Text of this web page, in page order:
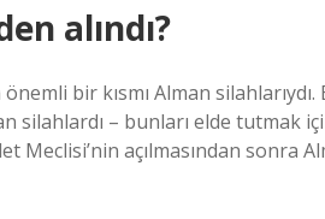
alındı?
bir kısmı Alman
silahlardı – bunları elde tutmak
açılmasından sonra